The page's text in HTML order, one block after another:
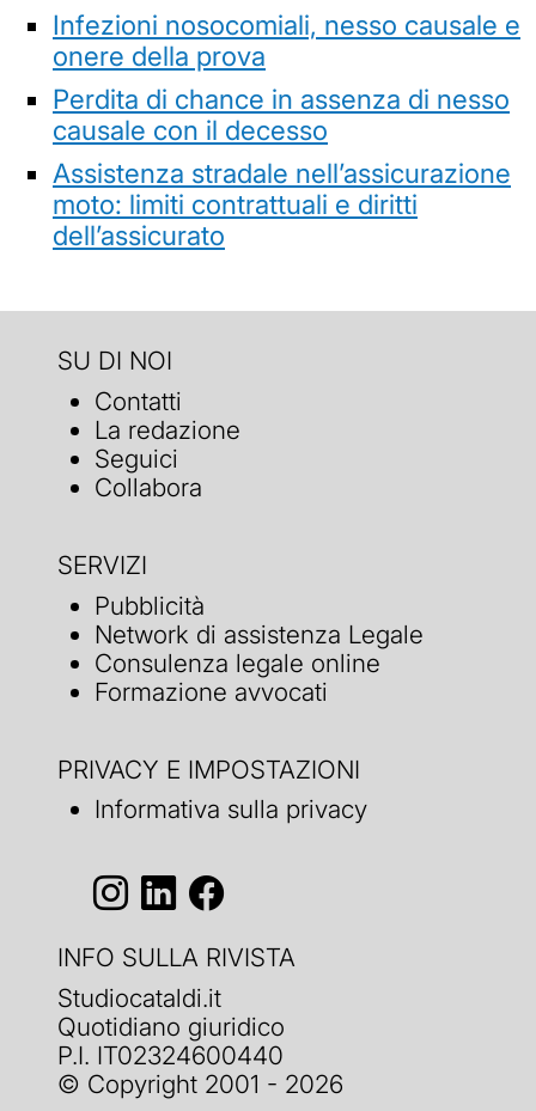
Infezioni nosocomiali, nesso causale e
onere della prova
Perdita di chance in assenza di nesso
causale con il decesso
Assistenza stradale nell’assicurazione
moto: limiti contrattuali e diritti
dell’assicurato
SU DI NOI
Contatti
La redazione
Seguici
Collabora
SERVIZI
Pubblicità
Network di assistenza Legale
Consulenza legale online
Formazione avvocati
PRIVACY E IMPOSTAZIONI
Informativa sulla privacy
INFO SULLA RIVISTA
Studiocataldi.it
Quotidiano giuridico
P.I. IT02324600440
© Copyright 2001 - 2026